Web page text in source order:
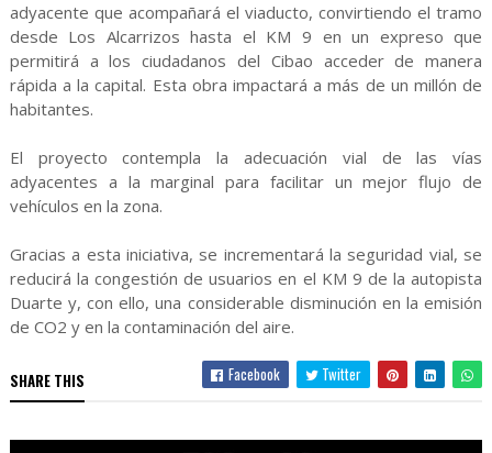
adyacente que acompañará el viaducto, convirtiendo el tramo
desde Los Alcarrizos hasta el KM 9 en un expreso que
permitirá a los ciudadanos del Cibao acceder de manera
rápida a la capital. Esta obra impactará a más de un millón de
habitantes.
El proyecto contempla la adecuación vial de las vías
adyacentes a la marginal para facilitar un mejor flujo de
vehículos en la zona.
Gracias a esta iniciativa, se incrementará la seguridad vial, se
reducirá la congestión de usuarios en el KM 9 de la autopista
Duarte y, con ello, una considerable disminución en la emisión
de CO2 y en la contaminación del aire.
SHARE THIS Facebook Twitter